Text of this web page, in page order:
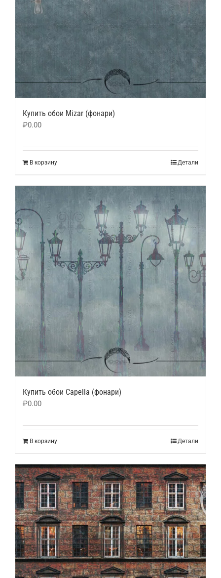
Купить обои Mizar (фонари)
₽0.00
В корзину Детали
Купить обои Capella (фонари)
₽0.00
В корзину Детали